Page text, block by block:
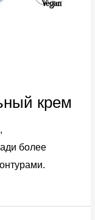
крем
более